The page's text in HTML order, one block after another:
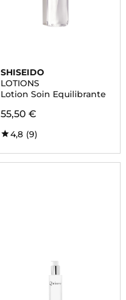
SHISEIDO
LOTIONS
Lotion Soin Equilibrante
55,50 €
4,8 (9)